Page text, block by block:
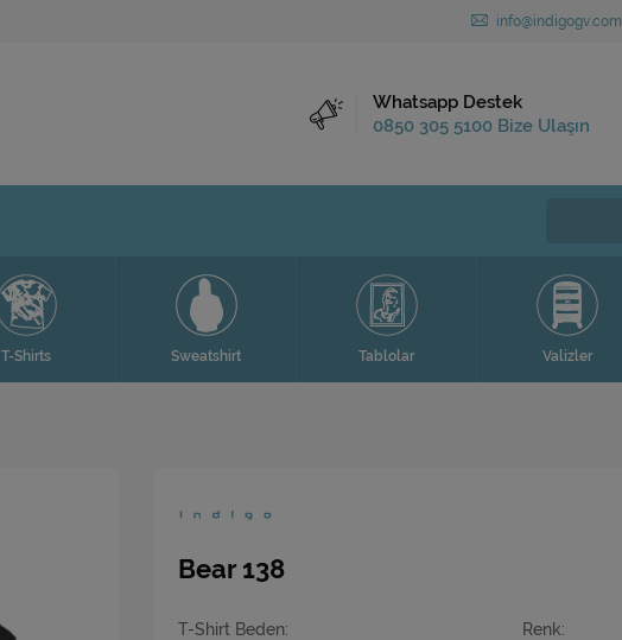
info@indigogv.com
Kargo Bedava
1.250 TL ve Üzeri
Whatsapp Destek
0850 305 5100 Bize Ulaşın
T-Shirts Sweatshirt Tablolar Valizler
Bear 138
T-Shirt Beden Renk